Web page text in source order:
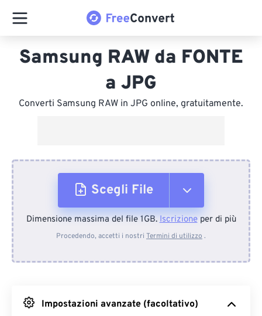
Samsung RAW da FONTE
a JPG
Converti Samsung RAW in JPG online, gratuitamente.
Scegli File
Dal dispositivo
Da Google Drive
Dimensione massima del file 1GB.Iscrizioneper di più
Procedendo, accetti i nostri Termini di utilizzo .
Impostazioni avanzate (facoltativo)